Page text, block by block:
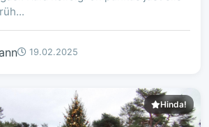
19.02.2025
Hinda!